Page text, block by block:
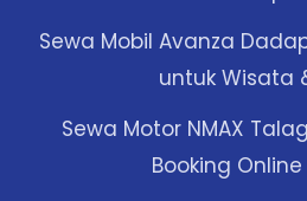
Sewa Mobil Avanza
untuk Wisata
Sewa Motor NMAX
Booking